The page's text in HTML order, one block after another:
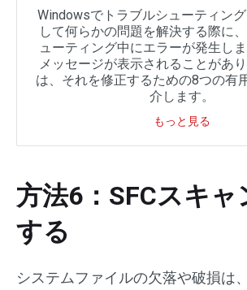
Windowsでトラブルシューティン
して何らかの問題を解決する際に
ューティング中にエラーが発生し
メッセージが表示されることがあ
は、それを修正するための8つの有
介します。
もっと見る
方法6：SFCスキ
する
システムファイルの欠落や破損は